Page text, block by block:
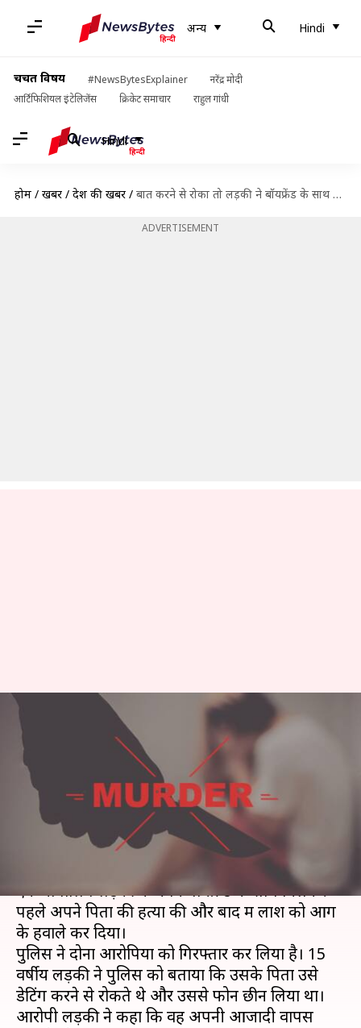
अन्य Hindi
चर्चित विषय #NewsBytesExplainer
नरेंद्र मोदी
आर्टिफिशियल इंटेलिजेंस
क्रिकेट समाचार राहुल गांधी
Hindi
होम / खबरें / देश की खबरें / बात करने से रोका तो लड़की ने बॉयफ्रेंड के साथ मिलकर कर दी पिता की हत्या
ADVERTISEMENT
बात करने से रोका तो लड़की ने
बॉयफ्रेंड के साथ मिलकर कर दी पिता
की हत्या
लेखन प्रमोद कुमार Aug 20, 2019 02:15 pm
क्या है खबर?
बेंगलुरू में एक सनसनीखेज मामला सामने आया है। यहां
एक नाबालिग लड़की ने अपने बॉयफ्रेंड के साथ मिलकर
पहले अपने पिता की हत्या की और बाद में लाश को आग
के हवाले कर दिया।
पुलिस ने दोनों आरोपियों को गिरफ्तार कर लिया है। 15
वर्षीय लड़की ने पुलिस को बताया कि उसके पिता उसे
डेटिंग करने से रोकते थे और उससे फोन छीन लिया था।
आरोपी लड़की ने कहा कि वह अपनी आजादी वापस